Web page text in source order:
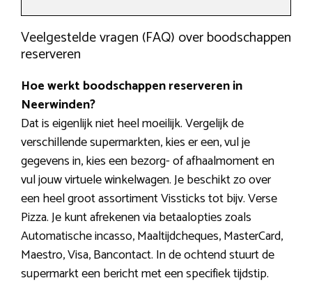
Veelgestelde vragen (FAQ) over boodschappen
reserveren
Hoe werkt boodschappen reserveren in
Neerwinden?
Dat is eigenlijk niet heel moeilijk. Vergelijk de
verschillende supermarkten, kies er een, vul je
gegevens in, kies een bezorg- of afhaalmoment en
vul jouw virtuele winkelwagen. Je beschikt zo over
een heel groot assortiment Vissticks tot bijv. Verse
Pizza. Je kunt afrekenen via betaalopties zoals
Automatische incasso, Maaltijdcheques, MasterCard,
Maestro, Visa, Bancontact. In de ochtend stuurt de
supermarkt een bericht met een specifiek tijdstip.